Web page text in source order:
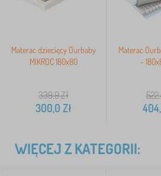
Materac dziecięcy Ourbaby
MIKROC 180x80
339,9Zł
300,0 Zł
Materac
-
WIĘCEJ Z KATEGORII: